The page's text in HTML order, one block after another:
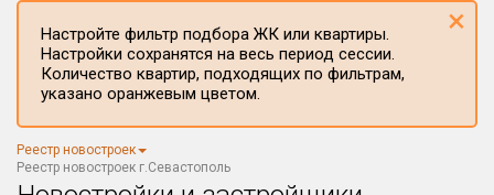
г.Севастополь
Настройте фильтр подбора ЖК или квартиры.
Настройки сохранятся на весь период сессии.
Количество квартир, подходящих по фильтрам,
указано оранжевым цветом.
×
Реестр новостроек
Реестр новостроек г.Севастополь